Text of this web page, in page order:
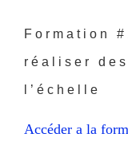
Formation
réaliser
l’échelle
Accéder a la